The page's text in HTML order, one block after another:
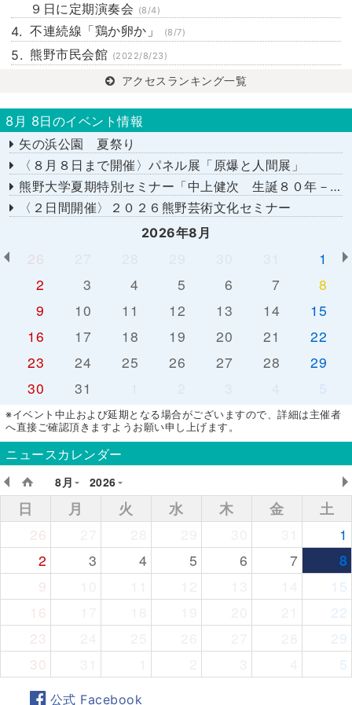
９日に定期演奏会 (8/4)
不連続線「鶏か卵か」 (8/7)
熊野市民会館 (2022/8/23)
アクセスランキング一覧
8月 8日のイベント情報
矢の浜公園 夏祭り
〈８月８日まで開催〉パネル展「原爆と人間展」
熊野大学夏期特別セミナー「中上健次 生誕８０年－時代へのまなざし－」
〈２日間開催〉２０２６熊野芸術文化セミナー
2026年8月
26
1
2
3 4 5 6 7
8
9
10 11 12 13 14
15
16
17 18 19 20 21
22
23
24 25 26 27 28
29
30
31 5
※イベント中止および延期となる場合がございますので、詳細は主催者
へ直接ご確認頂きますようお願い申し上げます。
ニュースカレンダー
8月
2026
日 月 火 水 木 金
土
26
1
2
3 4 5 6 7
8
9
15
16
22
23
29
30
5
公式 Facebook